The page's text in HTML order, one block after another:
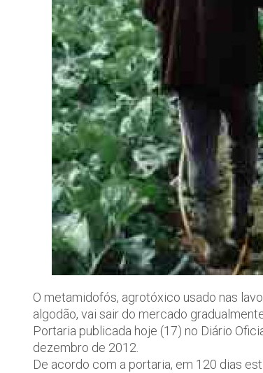
O metamidofós, agrotóxico usado nas
algodão, vai sair do mercado
Portaria publicada hoje (17) no Diário
dezembro de 2012.
De acordo com a portaria, em 120 dias